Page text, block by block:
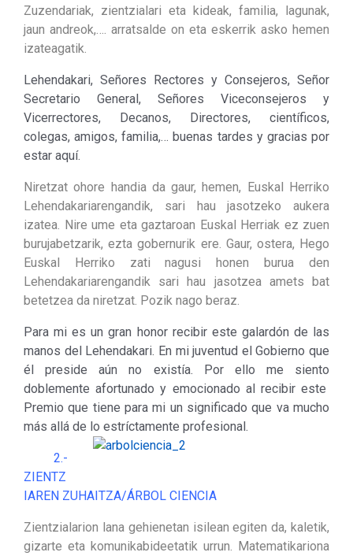
Zuzendariak, zientzialari eta kideak, familia, lagunak,
jaun andreok,…. arratsalde on eta eskerrik asko hemen
izateagatik.
Lehendakari, Señores Rectores y Consejeros, Señor
Secretario General, Señores Viceconsejeros y
Vicerrectores, Decanos, Directores, científicos,
colegas, amigos, familia,… buenas tardes y gracias por
estar aquí.
Niretzat ohore handia da gaur, hemen, Euskal Herriko
Lehendakariarengandik, sari hau jasotzeko aukera
izatea. Nire ume eta gaztaroan Euskal Herriak ez zuen
burujabetzarik, ezta gobernurik ere. Gaur, ostera, Hego
Euskal Herriko zati nagusi honen burua den
Lehendakariarengandik sari hau jasotzea amets bat
betetzea da niretzat. Pozik nago beraz.
Para mi es un gran honor recibir este galardón de las
manos del Lehendakari. En mi juventud el Gobierno que
él preside aún no existía. Por ello me siento
doblemente afortunado y emocionado al recibir este
Premio que tiene para mi un significado que va mucho
más allá de lo estríctamente profesional.
2.-
ZIENTZ
IAREN ZUHAITZA/ÁRBOL CIENCIA
Zientzialarion lana gehienetan isilean egiten da, kaletik,
gizarte eta komunikabideetatik urrun. Matematikariona